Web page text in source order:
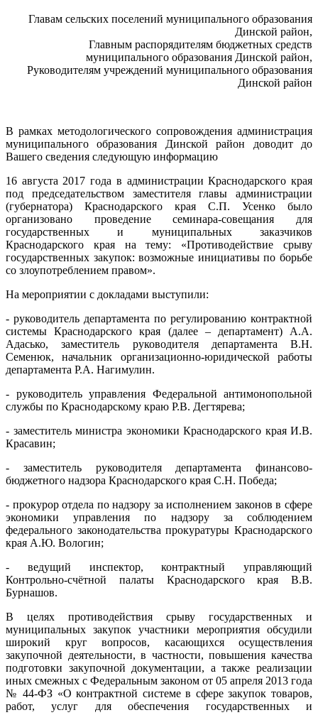
Главам сельских поселений муниципального образования
Динской район,
Главным распорядителям бюджетных средств
муниципального образования Динской район,
Руководителям учреждений муниципального образования
Динской район
В рамках методологического сопровождения администрация
муниципального образования Динской район доводит до
Вашего сведения следующую информацию
16 августа 2017 года в администрации Краснодарского края
под председательством заместителя главы администрации
(губернатора) Краснодарского края С.П. Усенко было
организовано проведение семинара-совещания для
государственных и муниципальных заказчиков
Краснодарского края на тему: «Противодействие срыву
государственных закупок: возможные инициативы по борьбе
со злоупотреблением правом».
На мероприятии с докладами выступили:
- руководитель департамента по регулированию контрактной
системы Краснодарского края (далее – департамент) А.А.
Адасько, заместитель руководителя департамента В.Н.
Семенюк, начальник организационно-юридической работы
департамента Р.А. Нагимулин.
- руководитель управления Федеральной антимонопольной
службы по Краснодарскому краю Р.В. Дегтярева;
- заместитель министра экономики Краснодарского края И.В.
Красавин;
- заместитель руководителя департамента финансово-
бюджетного надзора Краснодарского края С.Н. Победа;
- прокурор отдела по надзору за исполнением законов в сфере
экономики управления по надзору за соблюдением
федерального законодательства прокуратуры Краснодарского
края А.Ю. Вологин;
- ведущий инспектор, контрактный управляющий
Контрольно-счётной палаты Краснодарского края В.В.
Бурнашов.
В целях противодействия срыву государственных и
муниципальных закупок участники мероприятия обсудили
широкий круг вопросов, касающихся осуществления
закупочной деятельности, в частности, повышения качества
подготовки закупочной документации, а также реализации
иных смежных с Федеральным законом от 05 апреля 2013 года
№ 44-ФЗ «О контрактной системе в сфере закупок товаров,
работ, услуг для обеспечения государственных и